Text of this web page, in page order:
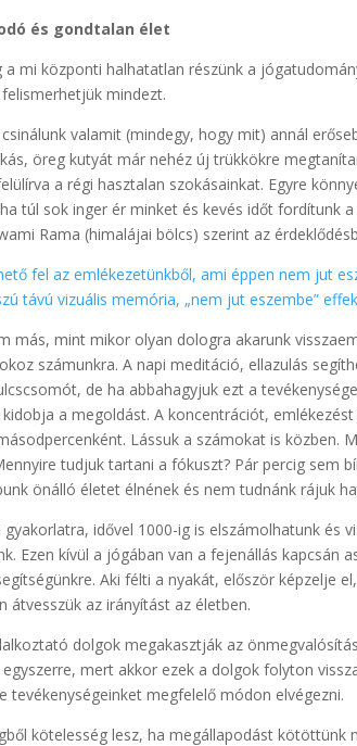
és gondtalan élet
a mi központi halhatatlan részünk a
mindezt.
valamit (mindegy, hogy mit) annál
öreg kutyát már nehéz új trükkökre
a régi hasztalan szokásainkat. Egyre
túl sok inger ér minket és kevés időt fordítunk
Rama (himalájai bölcs) szerint az
fel az emlékezetünkből, ami éppen nem jut
távú vizuális memória, „nem jut eszembe”
más, mint mikor olyan dologra akarunk
számunkra. A napi meditáció, ellazulás
de ha abbahagyjuk ezt a
kidobja a megoldást. A koncentrációt,
Lássuk a számokat is közben.
tudjuk tartani a fókuszt? Pár percig sem
önálló életet élnének és nem tudnánk rájuk
gyakorlatra, idővel 1000-ig is elszámolhatunk és
Ezen kívül a jógában van a fejenállás
Aki félti a nyakát, először képzelje
átvesszük az irányítást az életben.
dolgok megakasztják az
mert akkor ezek a dolgok folyton
tevékenységeinket megfelelő módon elvégezni.
kötelesség lesz, ha megállapodást kötöttünk